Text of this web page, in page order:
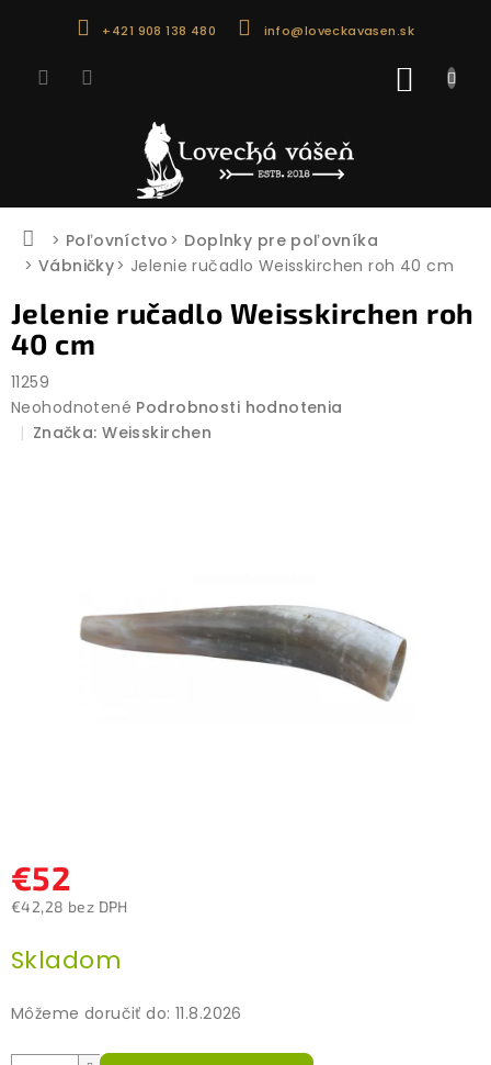
+421 908 138 480 info@loveckavasen.sk
Domov
Poľovníctvo
Doplnky pre poľovníka
Vábničky
Jelenie ručadlo Weisskirchen roh 40 cm
Jelenie ručadlo Weisskirchen roh
40 cm
11259
Priemerné
hodnotenie
Neohodnotené Podrobnosti hodnotenia
Značka:Weisskirchen
€52
€42,28 bez DPH
cena:
Skladom
Môžeme doručiť do: 11.8.2026